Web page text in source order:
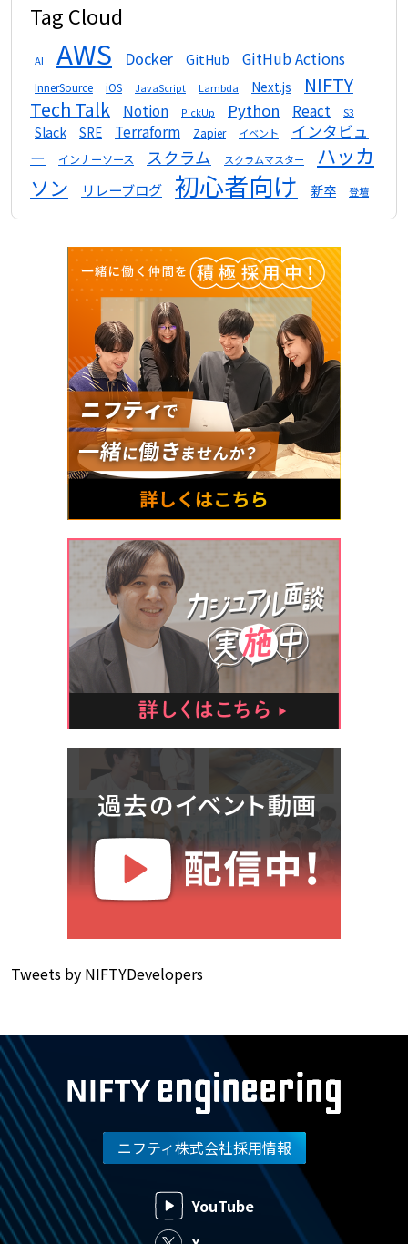
Tag Cloud
AI AWS Docker GitHub GitHub Actions
InnerSource iOS JavaScript Lambda Next.js
NIFTY
Tech Talk
Notion PickUp Python React S3
Slack SRE Terraform Zapier イベント
インタビュ
ー
インナーソース スクラム スクラムマスター
ハッカ
ソン
リレーブログ 初心者向け 新卒 登壇
Tweets by NIFTYDevelopers
ニフティ株式会社採用情報
YouTube